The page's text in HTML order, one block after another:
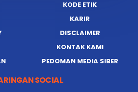
KODE ETIK
KARIR
DISCLAIMER
KONTAK KAMI
PEDOMAN MEDIA SIBER
SOCIAL